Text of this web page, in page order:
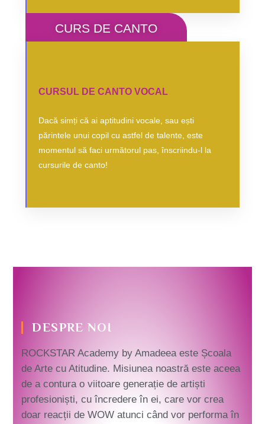
CURS DE CANTO
CURSUL DE CANTO VOCAL
Dacă simți că ai aptitudini vocale, sau ești
părintele unui copil cu astfel de talente, este
momentul să faci următorul pas, înscriindu-l la
cursurile de canto!
super profa Romanița Duminică!
VEZI CURS
DESPRE NOI
ROCKSTAR Academy by Amadeea este Școala
de Arte cu Atitudine. Misiunea noastră este aceea
de a contura o viitoare generație de artiști
profesioniști, cu încredere în ei, care vor crea
doar reacții de WOW atunci când vor performa în